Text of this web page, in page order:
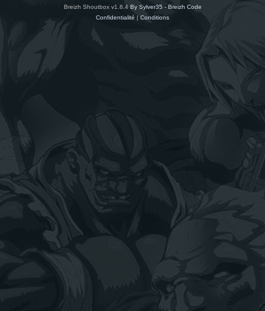
Breizh Shoutbox v1.8.4 By Sylver35 - Breizh Code
Confidentialité | Conditions